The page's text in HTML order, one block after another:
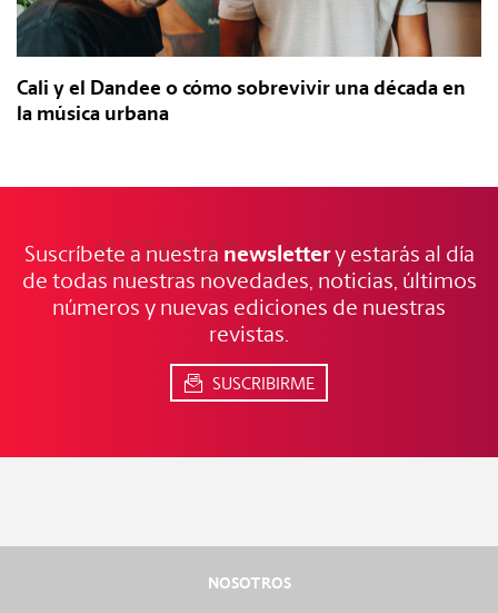
Cali y el Dandee o cómo sobrevivir una década en
la música urbana
NOTICIAS FRESCAS
Suscríbete a nuestra newslettery estarás al día
de todas nuestras novedades, noticias, últimos
números y nuevas ediciones de nuestras
revistas.
SUSCRIBIRME
NOSOTROS